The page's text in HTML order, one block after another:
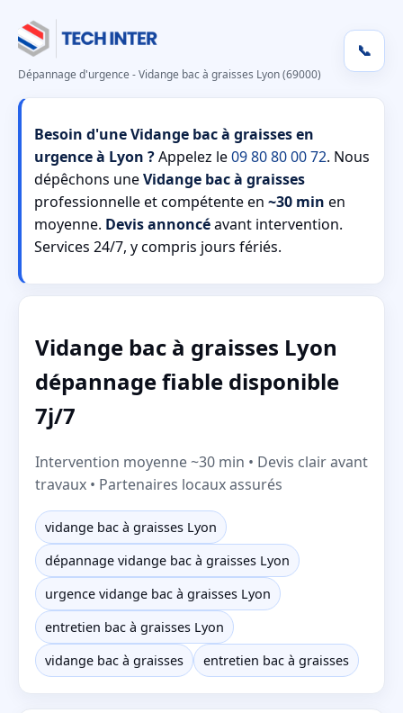
Dépannage d'urgence - Vidange bac à graisses Lyon (69000)
📞
Besoin d'une Vidange bac à graisses en
urgence à Lyon ?Appelez le09 80 80 00 72. Nous
dépêchons uneVidange bac à graisses
professionnelle et compétente en ~30 min en
moyenne. Devis annoncéavant intervention.
Services 24/7, y compris jours fériés.
Vidange bac à graisses Lyon
dépannage fiable disponible
7j/7
Intervention moyenne ~30 min • Devis clair avant
travaux • Partenaires locaux assurés
vidange bac à graisses Lyon
dépannage vidange bac à graisses Lyon
urgence vidange bac à graisses Lyon
entretien bac à graisses Lyon
vidange bac à graisses
entretien bac à graisses